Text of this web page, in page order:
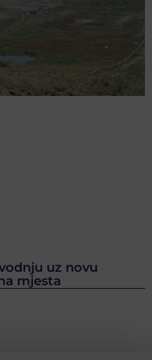
uz novu
mjesta